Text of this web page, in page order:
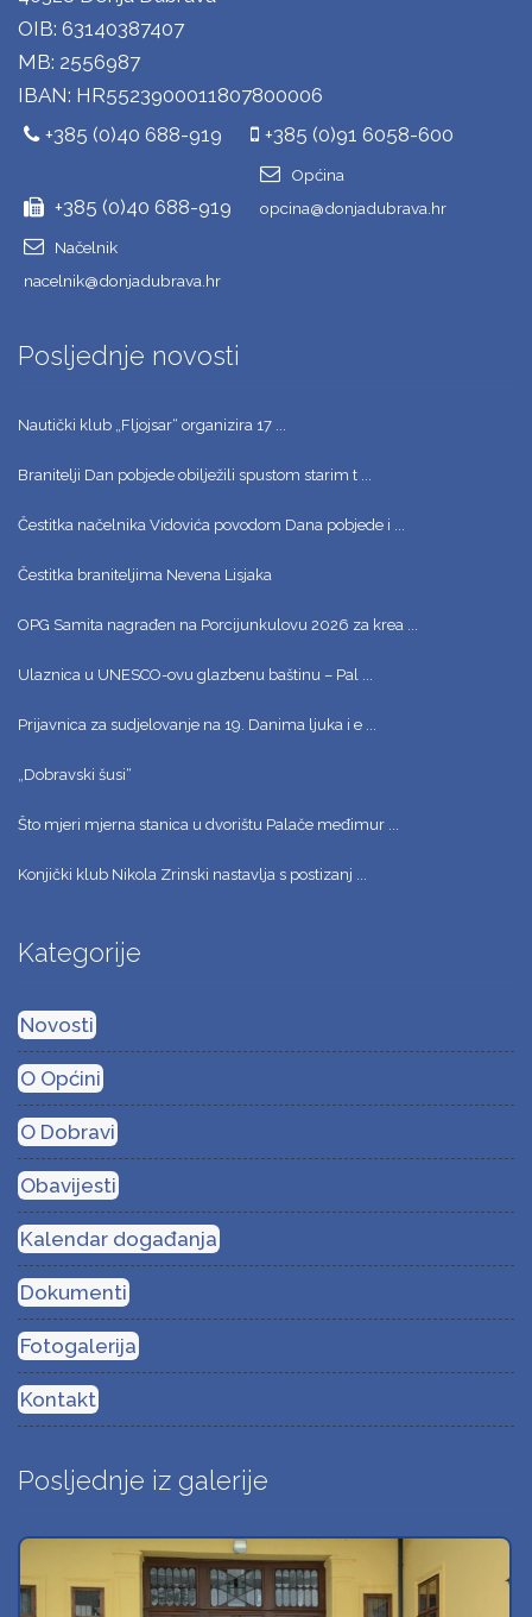
OIB: 63140387407
MB: 2556987
IBAN: HR5523900011807800006
+385 (0)40 688-919
+385 (0)91 6058-600
+385 (0)40 688-919
Općina
opcina@donjadubrava.hr
Načelnik
nacelnik@donjadubrava.hr
Posljednje novosti
Nautički klub „Fljojsar“ organizira 17 ...
Branitelji Dan pobjede obilježili spustom starim t ...
Čestitka načelnika Vidovića povodom Dana pobjede i ...
Čestitka braniteljima Nevena Lisjaka
OPG Samita nagrađen na Porcijunkulovu 2026 za krea ...
Ulaznica u UNESCO-ovu glazbenu baštinu – Pal ...
Prijavnica za sudjelovanje na 19. Danima ljuka i e ...
„Dobravski šusi“
Što mjeri mjerna stanica u dvorištu Palače međimur ...
Konjički klub Nikola Zrinski nastavlja s postizanj ...
Kategorije
Novosti
O Općini
O Dobravi
Obavijesti
Kalendar događanja
Dokumenti
Fotogalerija
Kontakt
Posljednje iz galerije